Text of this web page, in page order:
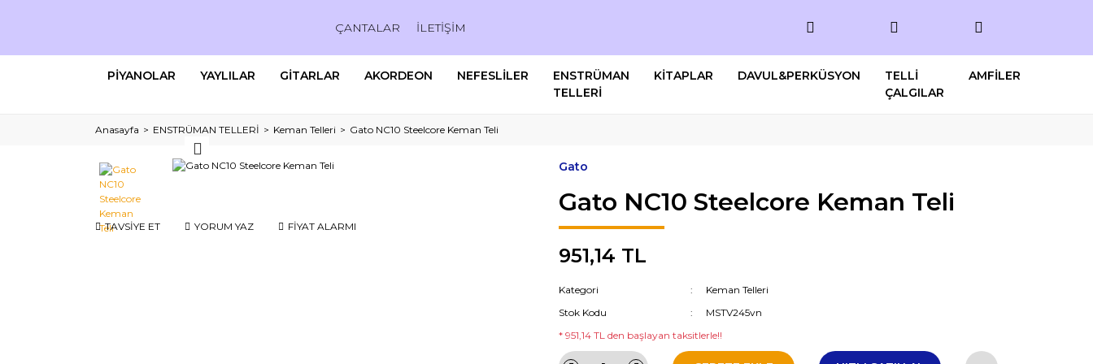
ÇANTALAR İLETİŞİM
PİYANOLAR YAYLILAR GİTARLAR AKORDEON NEFESLİLER
ENSTRÜMAN
TELLERİ
KİTAPLAR DAVUL&PERKÜSYON
TELLİ
ÇALGILAR
AMFİLER
Anasayfa ENSTRÜMAN TELLERİ Keman Telleri Gato NC10 Steelcore Keman Teli
TAVSİYE ET YORUM YAZ FİYAT ALARMI
Gato
Gato NC10 Steelcore Keman Teli
951,14 TL
Kategori
Keman Telleri
Stok Kodu
MSTV245vn
* 951,14 TL den başlayan taksitlerle!!